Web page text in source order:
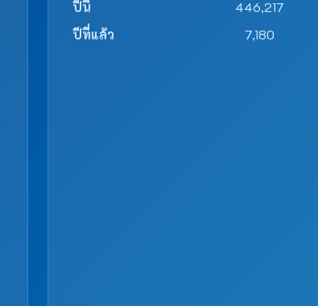
ปีนี้
446,217
ปีที่แล้ว
7,180